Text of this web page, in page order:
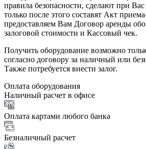
правила безопасности, сделают при
только после этого составят Акт
предоставляем Вам Договор аренды
залоговой стоимости и Кассовый чек.
Получить оборудование возможно
согласно договору за наличный или
Также потребуется внести залог.
Оплата оборудования
Наличный расчет в офисе
Оплата картами любого банка
Безналичный расчет